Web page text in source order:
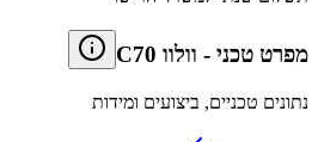
מפרט טכני - וולוו C70
נתונים טכניים, ביצועים ומידות